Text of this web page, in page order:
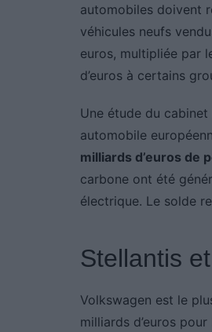
automobiles doivent
véhicules neufs
euros, multipliée par
d’euros à certains
Une étude du
automobile
milliards d’euros de
carbone ont été
électrique. Le solde
Stellantis
Volkswagen est le
milliards d’euros